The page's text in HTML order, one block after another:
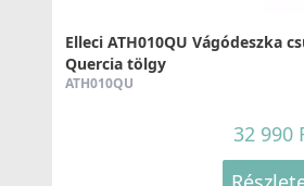
Elleci ATH010QU Vágódeszka
Quercia tölgy
ATH010QU
32 990